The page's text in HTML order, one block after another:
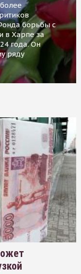
борьбы с
в Харпе за
года. Он
ряду